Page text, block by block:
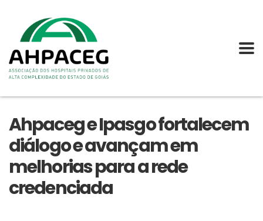
Ahpaceg e Ipasgo fortalecem
diálogo e avançam em
melhorias para a rede
credenciada